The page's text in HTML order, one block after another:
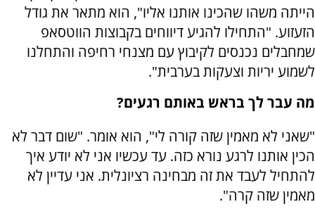
הייתה משהו שהכינו אותנו אליו", הוא מתאר את גודל
הזעזוע. "התחילו להגיע דיווחים בקבוצות הווטסאפ
שמחבלים נכנסים לקיבוץ עם מצנחי רחיפה והתחלנו
לשמוע יריות וצעקות בערבית".
מה עבר לך בראש באותם רגעים?
"שאני לא מאמין שזה קורה לי", הוא אומר. "שום דבר לא
הכין אותנו לרגע נורא כזה. עד עכשיו אני לא יודע איך
להתחיל לעבד את זה מבחינה רציונלית. אני עדיין לא
מאמין שזה קרה".